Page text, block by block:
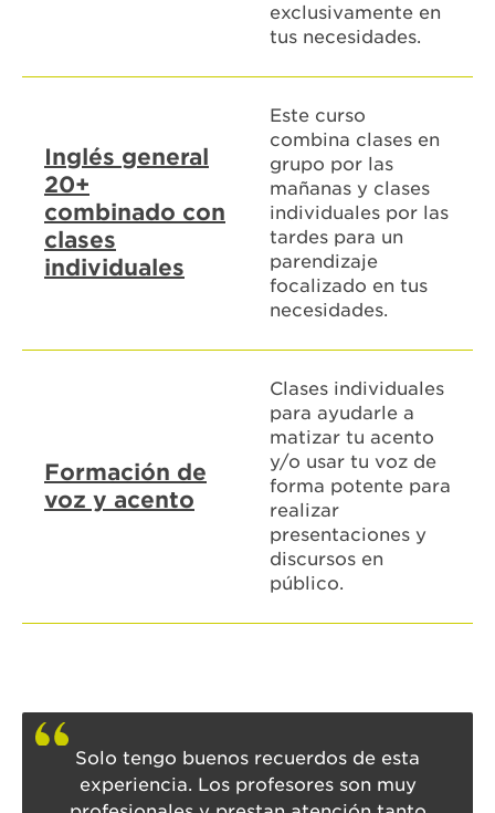
exclusivamente en
tus necesidades.
Inglés general
20+
combinado con
clases
individuales
Este curso
combina clases en
grupo por las
mañanas y clases
individuales por las
tardes para un
parendizaje
focalizado en tus
necesidades.
Formación de
voz y acento
Clases individuales
para ayudarle a
matizar tu acento
y/o usar tu voz de
forma potente para
realizar
presentaciones y
discursos en
público.
Solo tengo buenos recuerdos de esta
experiencia. Los profesores son muy